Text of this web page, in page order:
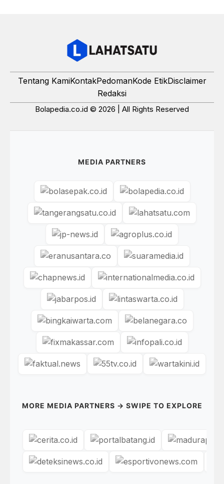
Tentang KamiKontakPedomanKode EtikDisclaimer
Redaksi
Bolapedia.co.id © 2026 | All Rights Reserved
MEDIA PARTNERS
MORE MEDIA PARTNERS → SWIPE TO EXPLORE